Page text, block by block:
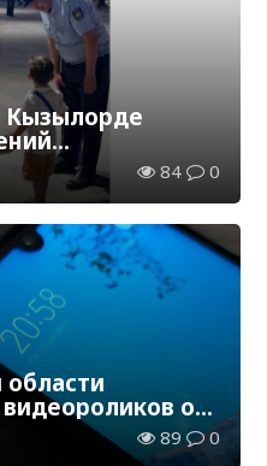
Кызылорде
84 0
о
и Конституции
89 0